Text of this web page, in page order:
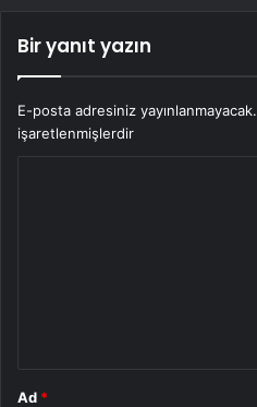
Bir yanıt yazın
E-posta adresiniz yayınlanmayacak.
işaretlenmişlerdir
Ad *